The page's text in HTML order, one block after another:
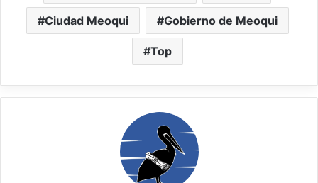
Ciudad Meoqui Gobierno de Meoqui
Top